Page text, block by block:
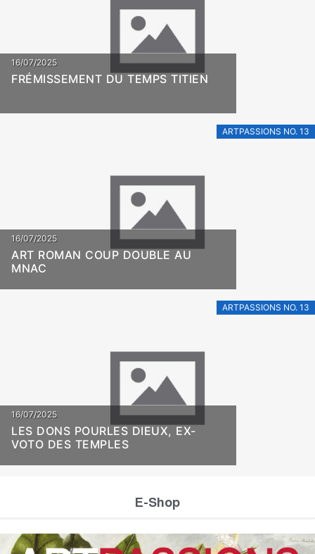
16/07/2025
FRÉMISSEMENT DU TEMPS TITIEN
ARTPASSIONS NO. 13
16/07/2025
ART ROMAN COUP DOUBLE AU
MNAC
ARTPASSIONS NO. 13
16/07/2025
LES DONS POURLES DIEUX, EX-
VOTO DES TEMPLES
E-Shop